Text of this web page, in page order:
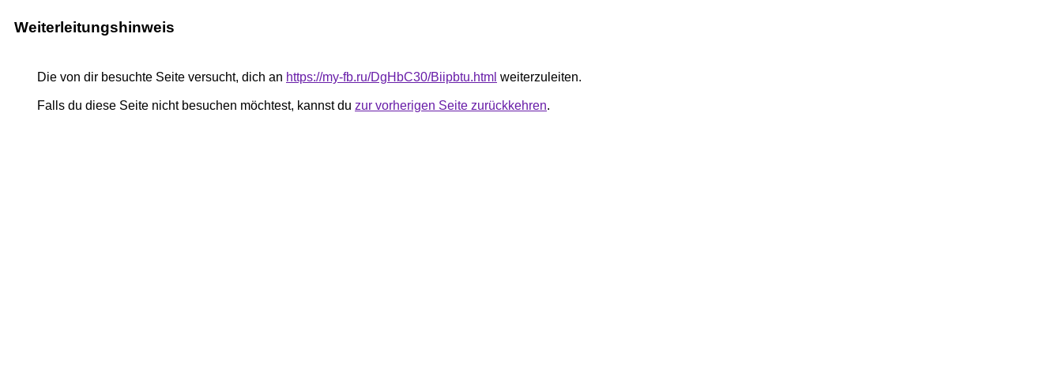
Weiterleitungshinweis
Die von dir besuchte Seite versucht, dich an https://my-fb.ru/DgHbC30/Biipbtu.html weiterzuleiten.
Falls du diese Seite nicht besuchen möchtest, kannst du zur vorherigen Seite zurückkehren.